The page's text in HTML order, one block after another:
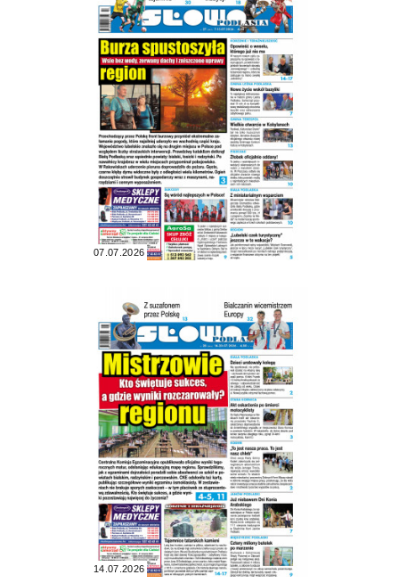
07.07.2026
14.07.2026